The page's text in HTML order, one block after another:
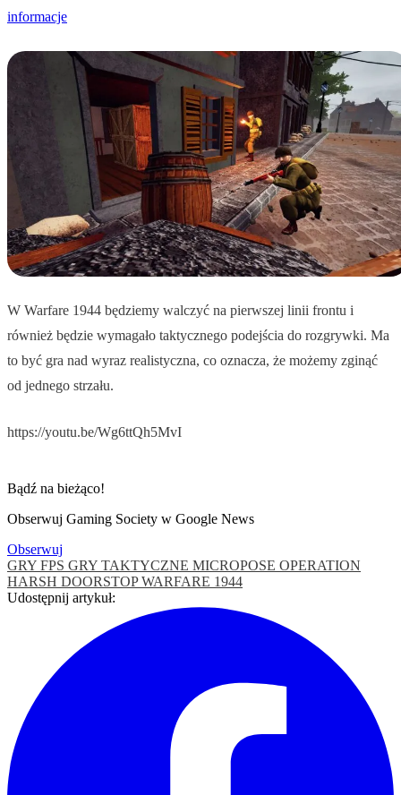
informacje
W Warfare 1944 będziemy walczyć na pierwszej linii frontu i
również będzie wymagało taktycznego podejścia do rozgrywki. Ma
to być gra nad wyraz realistyczna, co oznacza, że możemy zginąć
od jednego strzału.
https://youtu.be/Wg6ttQh5MvI
Bądź na bieżąco!
Obserwuj Gaming Society w Google News
Obserwuj
GRY FPS GRY TAKTYCZNE MICROPOSE OPERATION
HARSH DOORSTOPWARFARE 1944
Udostępnij artykuł: